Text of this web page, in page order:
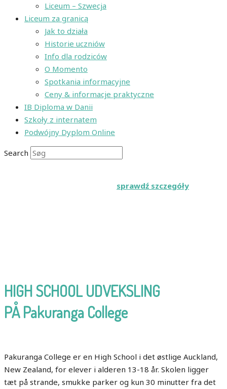
Liceum – Szwecja
Liceum za granicą
Jak to działa
Historie uczniów
Info dla rodziców
O Momento
Spotkania informacyjne
Ceny & informacje praktyczne
IB Diploma w Danii
Szkoły z internatem
Podwójny Dyplom Online
Search
sprawdź szczegóły
HIGH SCHOOL UDVEKSLING
PÅ Pakuranga College
Pakuranga College er en High School i det østlige Auckland,
New Zealand, for elever i alderen 13-18 år. Skolen ligger
tæt på strande, smukke parker og kun 30 minutter fra det